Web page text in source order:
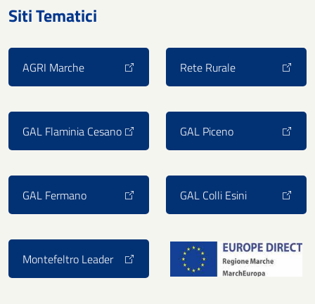
Siti Tematici
AGRI Marche Rete Rurale
GAL Flaminia Cesano GAL Piceno
GAL Fermano GAL Colli Esini
Montefeltro Leader